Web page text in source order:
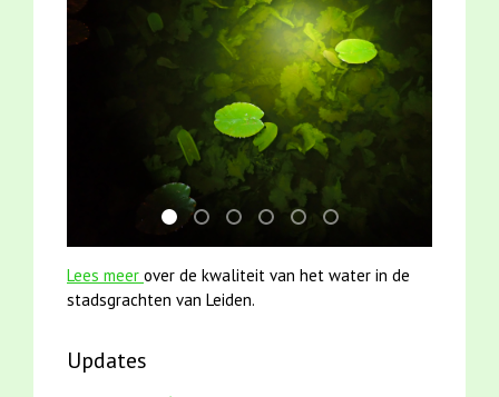
jun2021 zaklv 5 snoekje MOOI
jun2021 28 brasem en rietvoorns 4a
mei2021 watervogelmethode fuut
mei2021 1 snoekje elly
karper met kattenklimtouw
smoelenboek fifi en
Lees meer over de kwaliteit van het water in de
stadsgrachten van Leiden.
Updates